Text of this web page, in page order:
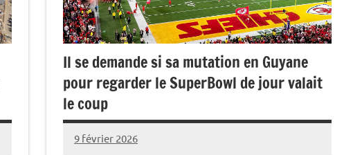
Il se demande si sa mutation en Guyane
pour regarder le SuperBowl de jour valait
le coup
9 février 2026
Caporal
1